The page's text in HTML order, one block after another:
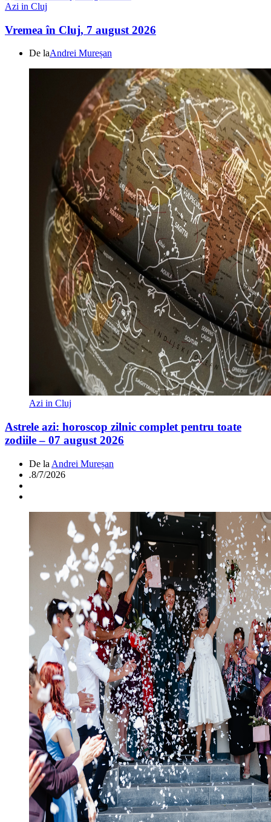
Azi in Cluj
Vremea în Cluj, 7 august 2026
De laAndrei Mureșan
Azi in Cluj
Astrele azi: horoscop zilnic complet pentru toate
zodiile – 07 august 2026
De la Andrei Mureșan
.8/7/2026